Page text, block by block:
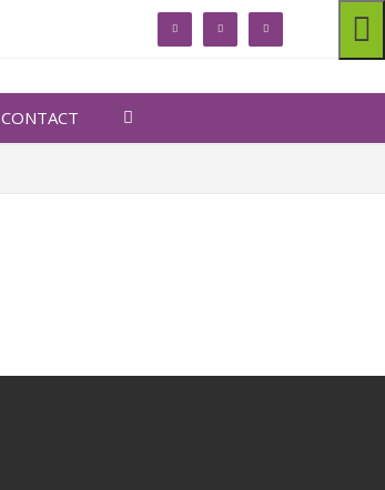
linkedin facebook twitter
CONTACT